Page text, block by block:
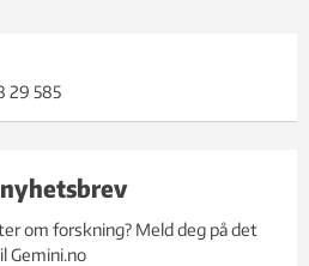
29 585
om forskning? Meld deg på det
Gemini.no